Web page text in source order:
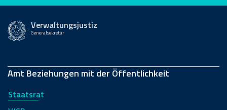
Verwaltungsjustiz
Generalsekretär
Amt Beziehungen mit der Öffentlichkeit
Staatsrat